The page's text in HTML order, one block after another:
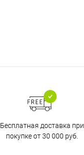
Бесплатная доставка при
покупке от 30 000 руб.